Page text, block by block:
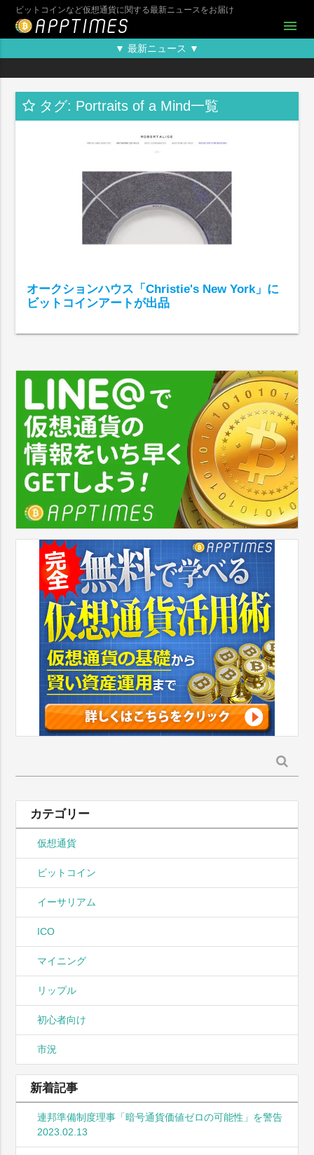
ビットコインなど仮想通貨に関する最新ニュースをお届け
menu
▼ 最新ニュース ▼
タグ: Portraits of a Mind一覧
オークションハウス「Christie's New York」に
ビットコインアートが出品
索:
カテゴリー
仮想通貨
ビットコイン
イーサリアム
ICO
マイニング
リップル
初心者向け
市況
新着記事
連邦準備制度理事「暗号通貨価値ゼロの可能性」を警告
2023.02.13